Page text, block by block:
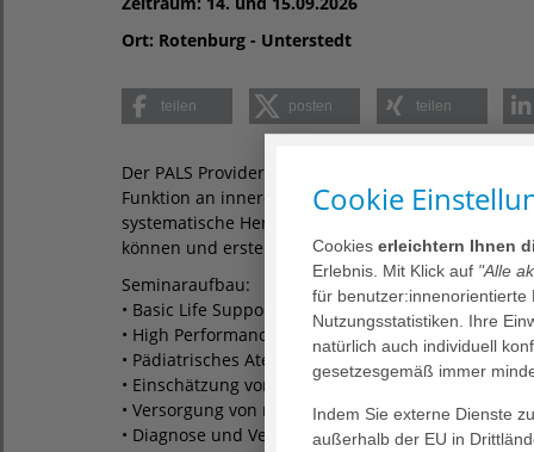
Ort: Rotenburg - Unterstedt
teilen posten teilen
Der PALS Provider Kurs richtet sich an
Funktion an inner- und außerklinischen
systematische Herangehensweise lernen die
können und erste Therapien zur Stabilisierung
Seminaraufbau:
• Basic Life Support (BLS Certification)
• High Performance CPR (Cardiopulmonary
• Pädiatrisches Atemwegsmanagement, auch
• Einschätzung von kritisch kranken Kindern
• Versorgung von respiratorischen Notfällen
• Diagnose und Versorgung von
Cookie
Cookies erleichtern Ihnen
Erlebnis. Mit Klick auf "Alle
für benutzer:innenorientierte
Nutzungsstatistiken. Ihre
natürlich auch individuell
gesetzesgemäß immer
Indem Sie externe Dienste
außerhalb der EU in